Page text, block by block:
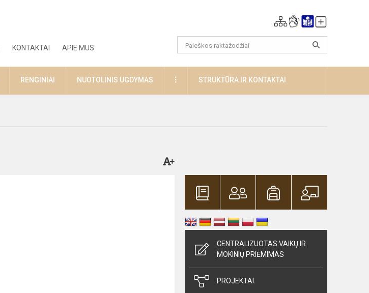
KONTAKTAI APIE MUS
RENGINIAI NUOTOLINIS UGDYMAS DAUGIAUSTRUKTŪRA IR KONTAKTAI
CENTRALIZUOTAS VAIKŲ IR
MOKINIŲ PRIĖMIMAS
PROJEKTAI